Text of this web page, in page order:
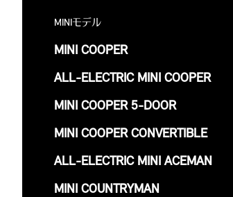
MINIモデル
MINI COOPER
ALL-ELECTRIC MINI COOPER
MINI COOPER 5-DOOR
MINI COOPER CONVERTIBLE
ALL-ELECTRIC MINI ACEMAN
MINI COUNTRYMAN